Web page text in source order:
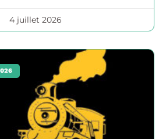
4 juillet 2026